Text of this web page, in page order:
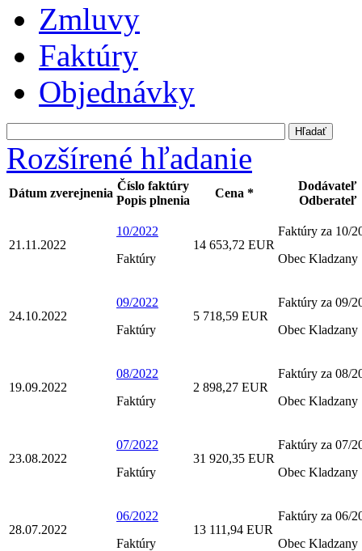
Zmluvy
Faktúry
Objednávky
Rozšírené hľadanie
Dátum zverejnenia
Číslo faktúry
Popis plnenia
Cena *
Dodávateľ
Odberateľ
21.11.2022
10/2022
Faktúry
14 653,72 EUR
Faktúry za 10/
Obec Kladzany
24.10.2022
09/2022
Faktúry
5 718,59 EUR
Faktúry za 09/
Obec Kladzany
19.09.2022
08/2022
Faktúry
2 898,27 EUR
Faktúry za 08/
Obec Kladzany
23.08.2022
07/2022
Faktúry
31 920,35 EUR
Faktúry za 07/
Obec Kladzany
28.07.2022
06/2022
Faktúry
13 111,94 EUR
Faktúry za 06/
Obec Kladzany